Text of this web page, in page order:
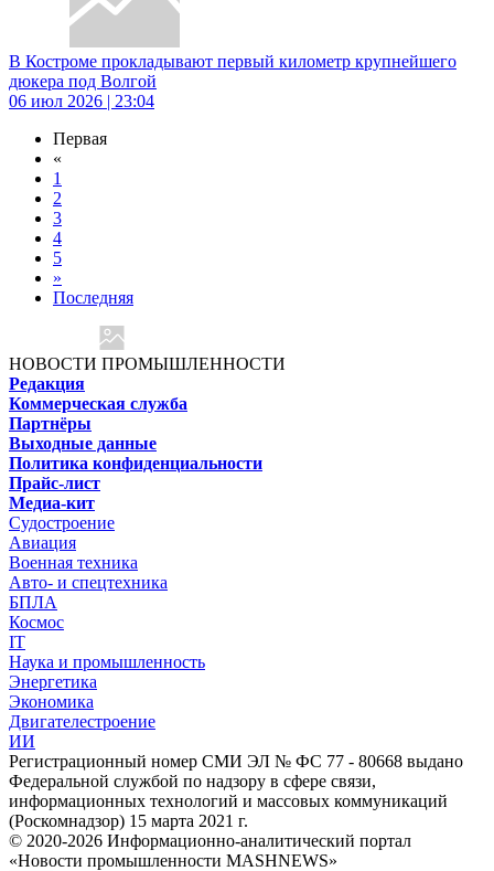
В Костроме прокладывают первый километр крупнейшего
дюкера под Волгой
06 июл 2026 | 23:04
Первая
«
1
2
3
4
5
»
Последняя
НОВОСТИ ПРОМЫШЛЕННОСТИ
Редакция
Коммерческая служба
Партнёры
Выходные данные
Политика конфиденциальности
Прайс-лист
Медиа-кит
Судостроение
Авиация
Военная техника
Авто- и спецтехника
БПЛА
Космос
IT
Наука и промышленность
Энергетика
Экономика
Двигателестроение
ИИ
Регистрационный номер СМИ ЭЛ № ФС 77 - 80668 выдано
Федеральной службой по надзору в сфере связи,
информационных технологий и массовых коммуникаций
(Роскомнадзор) 15 марта 2021 г.
© 2020-2026 Информационно-аналитический портал
«Новости промышленности MASHNEWS»